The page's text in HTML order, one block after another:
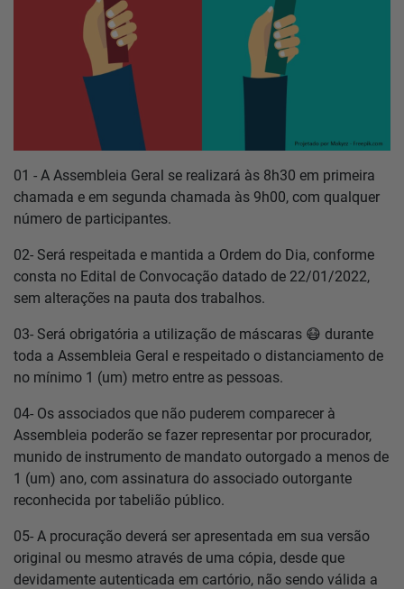
Localização
Baixe o App
Área restrita
01 - A Assembleia Geral se realizará às 8h30 em primeira
chamada e em segunda chamada às 9h00, com qualquer
número de participantes.
02- Será respeitada e mantida a Ordem do Dia, conforme
consta no Edital de Convocação datado de 22/01/2022,
sem alterações na pauta dos trabalhos.
03- Será obrigatória a utilização de máscaras 😷 durante
toda a Assembleia Geral e respeitado o distanciamento de
no mínimo 1 (um) metro entre as pessoas.
04- Os associados que não puderem comparecer à
Assembleia poderão se fazer representar por procurador,
munido de instrumento de mandato outorgado a menos de
1 (um) ano, com assinatura do associado outorgante
reconhecida por tabelião público.
05- A procuração deverá ser apresentada em sua versão
original ou mesmo através de uma cópia, desde que
devidamente autenticada em cartório, não sendo válida a